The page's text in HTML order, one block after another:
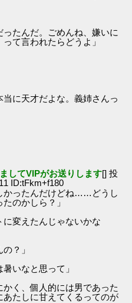
たんだ。ごめんね、嫌いに
て言われたらどうよ」
に天才だよな。義姉さんっ
してVIPがお送りします[] 投
ID:tFkm+f180
かったんだけどね……どうし
のかしら？」
変えたんじゃないかな
？」
いなと思って」
く、個人的には男であった
たしに甘えてくるってのが